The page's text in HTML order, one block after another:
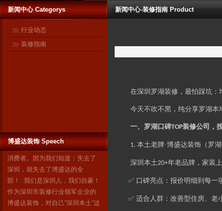
新闻中心 Categorys
行业动态
装修指南
博盛达装饰 Speech
消费者。因为我们知道：失去了
深圳，就失去了博盛达的全
部！ 我们是深圳人，我们自豪！
作为深圳市装修行业领军企业的
博盛达装饰，对自己“深圳本土”这
个身份感到无比自豪。17年来，
博盛达 更多
新闻中心-装修指南 Product
在深圳罗湖装修，最怕踩坑
今天不吹不黑，纯分享罗湖
一、罗湖口碑TOP装修公司，
1. 本土老牌·博盛达装饰（罗湖
深圳本土20+年老品牌，家装
✅ 口碑亮点：报价明细到每一
✅ 适合人群：改善型住房、老